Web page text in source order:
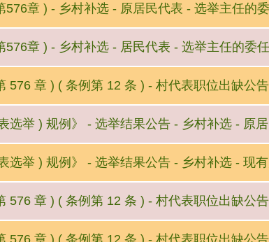
576章 ) - 乡村补选 - 原居民代表 - 选举主任的
576章 ) - 乡村补选 - 居民代表 - 选举主任的委任
576 章 ) ( 条例第 12 条 ) - 村代表职位出缺公
选举 ) 规例》 - 选举结果公告 - 乡村补选 - 原
选举 ) 规例》 - 选举结果公告 - 乡村补选 - 现
576 章 ) ( 条例第 12 条 ) - 村代表职位出缺公
576 章 ) ( 条例第 12 条 ) - 村代表职位出缺公